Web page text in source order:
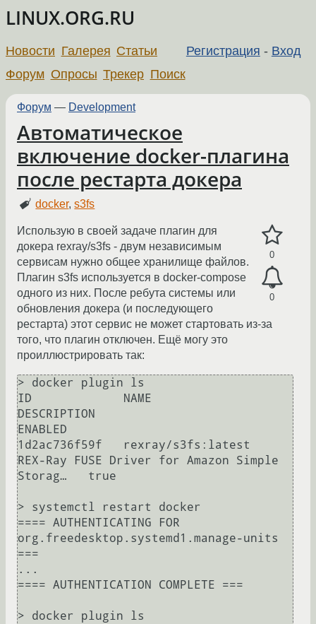
LINUX.ORG.RU
Регистрация - Вход
Новости Галерея Статьи
Форум Опросы Трекер Поиск
Форум — Development
Автоматическое
включение docker-плагина
после рестарта докера
docker,s3fs
0
0
Использую в своей задаче плагин для
докера rexray/s3fs - двум независимым
сервисам нужно общее хранилище файлов.
Плагин s3fs используется в docker-compose
одного из них. После ребута системы или
обновления докера (и последующего
рестарта) этот сервис не может стартовать из-за
того, что плагин отключен. Ещё могу это
проиллюстрировать так:
> docker plugin ls
ID             NAME
DESCRIPTION
ENABLED
1d2ac736f59f   rexray/s3fs:latest
REX-Ray FUSE Driver for Amazon Simple
Storag…   true
> systemctl restart docker
==== AUTHENTICATING FOR
org.freedesktop.systemd1.manage-units
===
...
==== AUTHENTICATION COMPLETE ===
> docker plugin ls